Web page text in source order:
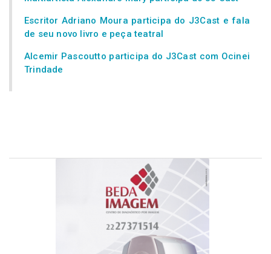
Escritor Adriano Moura participa do J3Cast e fala
de seu novo livro e peça teatral
Alcemir Pascoutto participa do J3Cast com Ocinei
Trindade